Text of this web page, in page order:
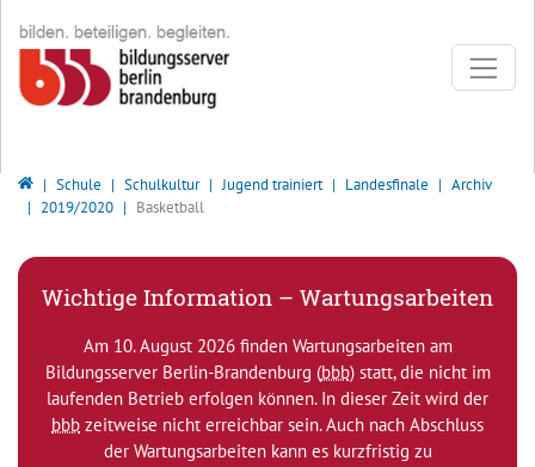
Bildungsserver Berlin - Brandenburg
Schule Schulkultur Jugend trainiert Landesfinale
Archiv
2019/2020
Basketball
Wichtige Information – Wartungsarbeiten
Am 10. August 2026 finden Wartungsarbeiten am
Bildungsserver Berlin-Brandenburg (bbb) statt, die nicht im
laufenden Betrieb erfolgen können. In dieser Zeit wird der
bbb zeitweise nicht erreichbar sein. Auch nach Abschluss
der Wartungsarbeiten kann es kurzfristig zu